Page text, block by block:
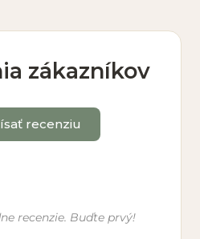
zákazníkov
recenziu
recenzie. Buďte prvý!